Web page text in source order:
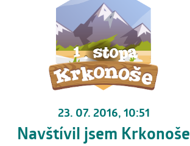
23. 07. 2016, 10:51
Navštívil jsem Krkonoše